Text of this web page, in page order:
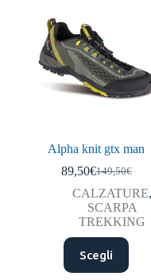
Alpha knit gtx man
149,50€
Il
prezzo
originale
era:
149,50€.
89,50€Il
prezzo
attuale
è:
89,50€.
CALZATURE,
SCARPA
TREKKING
Scegli
Questo
prodotto
ha